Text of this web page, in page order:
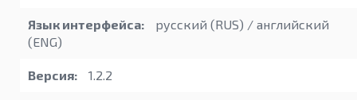
Язык интерфейса:
русский (RUS) / английский
(ENG)
Версия: 1.2.2